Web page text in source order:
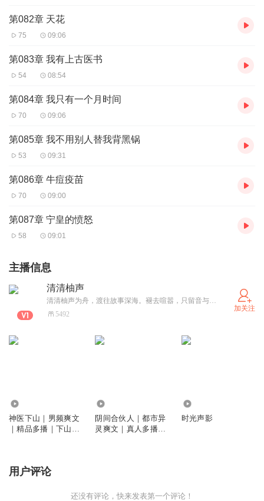
第082章 天花
75 09:06
第083章 我有上古医书
54 08:54
第084章 我只有一个月时间
70 09:06
第085章 我不用别人替我背黑锅
53 09:31
第086章 牛痘疫苗
70 09:00
第087章 宁皇的愤怒
58 09:01
主播信息
清清柚声
清清柚声为舟，渡往故事深海。褪去喧嚣，只留音与情的共振，那些藏在清韵里的神秘与温热，会在聆听时慢慢苏醒，让每一段时光，都因这份发声有了专属余韵，期待与你共赴一场场听觉之旅！
5492
加关注
神医下山｜男频爽文
｜精品多播｜下山文
阴间合伙人｜都市异
灵爽文｜真人多播｜
时光声影
用户评论
还没有评论，快来发表第一个评论！